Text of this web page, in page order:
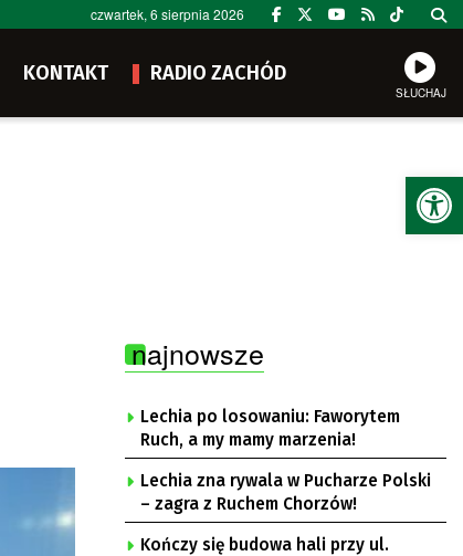
czwartek, 6 sierpnia 2026
KONTAKT RADIO ZACHÓD
SŁUCHAJ
najnowsze
Lechia po losowaniu: Faworytem
Ruch, a my mamy marzenia!
Lechia zna rywala w Pucharze Polski
– zagra z Ruchem Chorzów!
Kończy się budowa hali przy ul.